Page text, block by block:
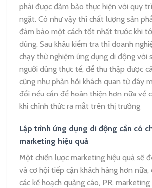
phải được đảm bảo thực hiện với quy
ngặt. Có như vậy thì chất lượng sản
đảm bảo một cách tốt nhất trước khi
dùng. Sau khâu kiểm tra thì doanh
chạy thử nghiệm ứng dụng di động với
người dùng thực tế, để thu thập được
cũng như phản hồi khách quan từ đây
đổi nếu cần để hoàn thiện hơn nữa về
khi chính thức ra mắt trên thị trường
Lập trình ứng dụng di động cần có
marketing hiệu quả
Một chiến lược marketing hiệu quả sẽ
và cơ hội tiếp cận khách hàng hơn nữa,
các kế hoạch quảng cáo, PR,